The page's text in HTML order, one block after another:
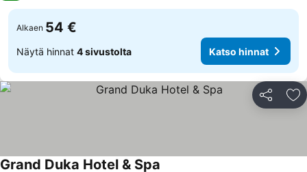
Alkaen 54 €
Näytä hinnat 4 sivustolta Katso hinnat
Jaa
Grand Duka Hotel & Spa